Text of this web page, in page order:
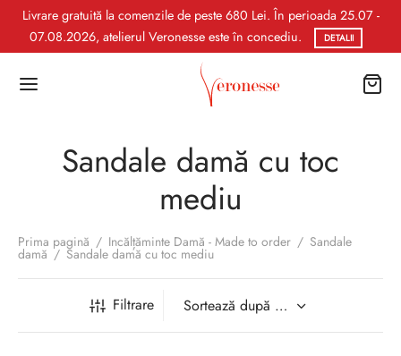
Livrare gratuită la comenzile de peste 680 Lei. În perioada 25.07 -
07.08.2026, atelierul Veronesse este în concediu.
DETALII
Sandale damă cu toc
mediu
Prima pagină / Incălțăminte Damă - Made to order / Sandale
damă / Sandale damă cu toc mediu
Filtrare